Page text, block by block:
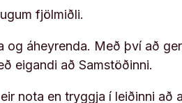
fjölmiðli.
og áheyrenda. Með því að
eigandi að Samstöðinni.
nota en tryggja í leiðinni að